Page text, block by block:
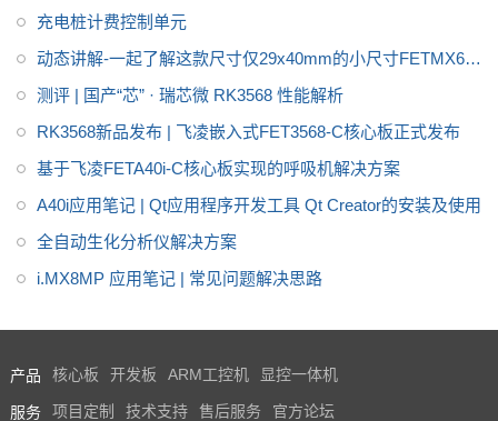
充电桩计费控制单元
动态讲解-一起了解这款尺寸仅29x40mm的小尺寸FETMX6UL
L-C核心板
测评 | 国产“芯” · 瑞芯微 RK3568 性能解析
RK3568新品发布 | 飞凌嵌入式FET3568-C核心板正式发布
基于飞凌FETA40i-C核心板实现的呼吸机解决方案
A40i应用笔记 | Qt应用程序开发工具 Qt Creator的安装及使用
全自动生化分析仪解决方案
i.MX8MP 应用笔记 | 常见问题解决思路
产品 核心板 开发板 ARM工控机 显控一体机
服务 项目定制 技术支持 售后服务 官方论坛